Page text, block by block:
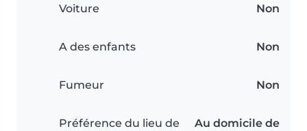
Voiture Non
A des enfants Non
Fumeur Non
Préférence du lieu de
Au domicile de